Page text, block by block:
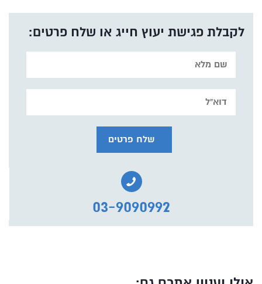
לקבלת פגישת יעוץ חייג או שלח פרטים:
03-9090992